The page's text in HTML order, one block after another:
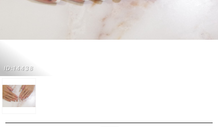
ID:14438